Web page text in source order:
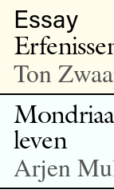
Essay
Ton
leven
Arjen